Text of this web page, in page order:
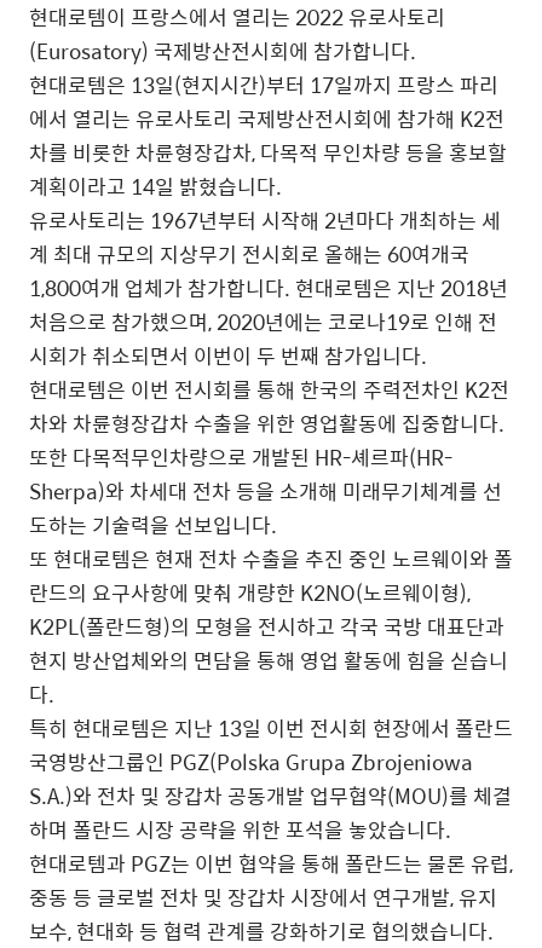
현대로템이 프랑스에서 열리는 2022 유로사토리
(Eurosatory) 국제방산전시회에 참가합니다.
현대로템은 13일(현지시간)부터 17일까지 프랑스 파리
에서 열리는 유로사토리 국제방산전시회에 참가해 K2전
차를 비롯한 차륜형장갑차, 다목적 무인차량 등을 홍보할
계획이라고 14일 밝혔습니다.
유로사토리는 1967년부터 시작해 2년마다 개최하는 세
계 최대 규모의 지상무기 전시회로 올해는 60여개국
1,800여개 업체가 참가합니다. 현대로템은 지난 2018년
처음으로 참가했으며, 2020년에는 코로나19로 인해 전
시회가 취소되면서 이번이 두 번째 참가입니다.
현대로템은 이번 전시회를 통해 한국의 주력전차인 K2전
차와 차륜형장갑차 수출을 위한 영업활동에 집중합니다.
또한 다목적무인차량으로 개발된 HR-셰르파(HR-
Sherpa)와 차세대 전차 등을 소개해 미래무기체계를 선
도하는 기술력을 선보입니다.
또 현대로템은 현재 전차 수출을 추진 중인 노르웨이와 폴
란드의 요구사항에 맞춰 개량한 K2NO(노르웨이형),
K2PL(폴란드형)의 모형을 전시하고 각국 국방 대표단과
현지 방산업체와의 면담을 통해 영업 활동에 힘을 싣습니
다.
특히 현대로템은 지난 13일 이번 전시회 현장에서 폴란드
국영방산그룹인 PGZ(Polska Grupa Zbrojeniowa
S.A.)와 전차 및 장갑차 공동개발 업무협약(MOU)를 체결
하며 폴란드 시장 공략을 위한 포석을 놓았습니다.
현대로템과 PGZ는 이번 협약을 통해 폴란드는 물론 유럽,
중동 등 글로벌 전차 및 장갑차 시장에서 연구개발, 유지
보수, 현대화 등 협력 관계를 강화하기로 협의했습니다.